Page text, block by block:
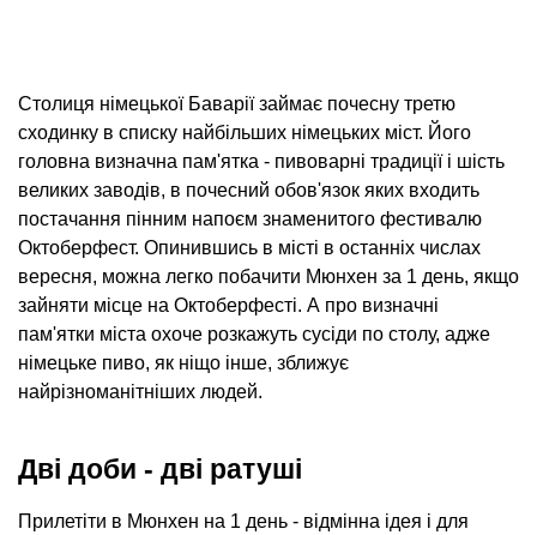
Столиця німецької Баварії займає почесну третю
сходинку в списку найбільших німецьких міст. Його
головна визначна пам'ятка - пивоварні традиції і шість
великих заводів, в почесний обов'язок яких входить
постачання пінним напоєм знаменитого фестивалю
Октоберфест. Опинившись в місті в останніх числах
вересня, можна легко побачити Мюнхен за 1 день, якщо
зайняти місце на Октоберфесті. А про визначні
пам'ятки міста охоче розкажуть сусіди по столу, адже
німецьке пиво, як ніщо інше, зближує
найрізноманітніших людей.
Дві доби - дві ратуші
Прилетіти в Мюнхен на 1 день - відмінна ідея і для